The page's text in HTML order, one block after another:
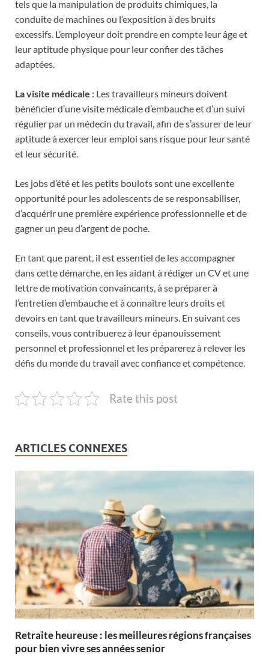
tels que la manipulation de produits chimiques, la
conduite de machines ou l’exposition à des bruits
excessifs. L’employeur doit prendre en compte leur âge et
leur aptitude physique pour leur confier des tâches
adaptées.
La visite médicale : Les travailleurs mineurs doivent
bénéficier d’une visite médicale d’embauche et d’un suivi
régulier par un médecin du travail, afin de s’assurer de leur
aptitude à exercer leur emploi sans risque pour leur santé
et leur sécurité.
Les jobs d’été et les petits boulots sont une excellente
opportunité pour les adolescents de se responsabiliser,
d’acquérir une première expérience professionnelle et de
gagner un peu d’argent de poche.
En tant que parent, il est essentiel de les accompagner
dans cette démarche, en les aidant à rédiger un CV et une
lettre de motivation convaincants, à se préparer à
l’entretien d’embauche et à connaître leurs droits et
devoirs en tant que travailleurs mineurs. En suivant ces
conseils, vous contribuerez à leur épanouissement
personnel et professionnel et les préparerez à relever les
défis du monde du travail avec confiance et compétence.
Rate this post
ARTICLES CONNEXES
Retraite heureuse : les meilleures régions françaises
pour bien vivre ses années senior